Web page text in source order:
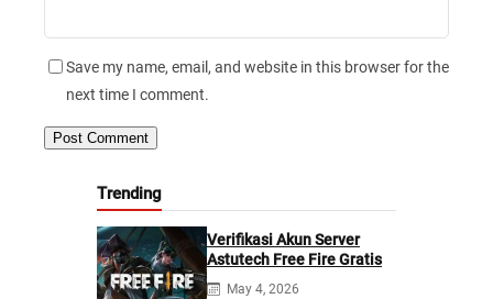
Save my name, email, and website in this browser for the
next time I comment.
Trending
Verifikasi Akun Server
Astutech Free Fire Gratis
May 4, 2026